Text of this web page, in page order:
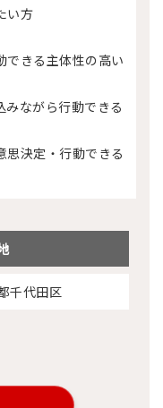
い方
きる主体性の高い
ながら行動できる
決定・行動できる
千代田区